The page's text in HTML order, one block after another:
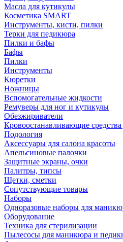
Масла для кутикулы
Косметика SMART
Инструменты, кисти, пилки
Терки для педикюра
Пилки и бафы
Бафы
Пилки
Инструменты
Кюретки
Ножницы
Вспомогательные жидкости
Ремуверы для ног и кутикулы
Обезжириватели
Кровоостанавливающие
Подология
Аксессуары для салона красоты
Апельсиновые палочки
Защитные экраны, очки
Палитры, типсы
Щетки, сметки
Сопутствующие товары
Наборы
Одноразовые наборы для
Оборудование
Техника для стерилизации
Пылесосы для маникюра и